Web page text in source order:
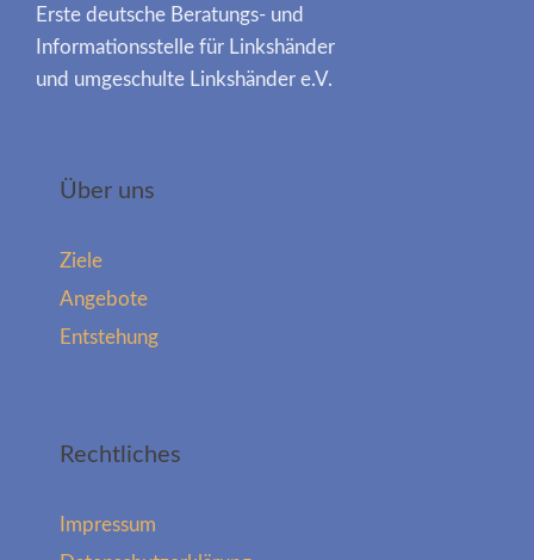
Erste deutsche Beratungs- und
Informationsstelle für Linkshänder
und umgeschulte Linkshänder e.V.
Über uns
Ziele
Angebote
Entstehung
Rechtliches
Impressum